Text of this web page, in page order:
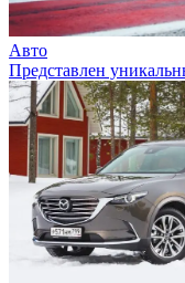
Авто
Представлен